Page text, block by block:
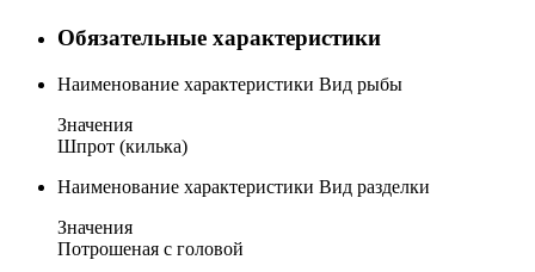
Обязательные характеристики
Наименование характеристики Вид рыбы
Значения
Шпрот (килька)
Наименование характеристики Вид разделки
Значения
Потрошеная с головой